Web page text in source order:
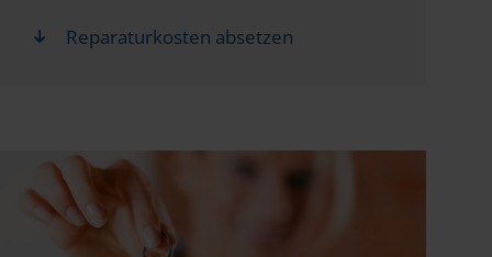
Reparaturkosten absetzen